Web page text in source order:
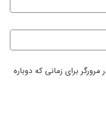
برای زمانی که دوباره